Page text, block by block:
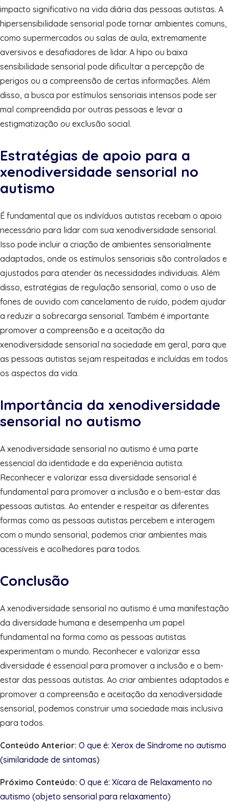
impacto significativo na vida diária das pessoas autistas. A
hipersensibilidade sensorial pode tornar ambientes comuns,
como supermercados ou salas de aula, extremamente
aversivos e desafiadores de lidar. A hipo ou baixa
sensibilidade sensorial pode dificultar a percepção de
perigos ou a compreensão de certas informações. Além
disso, a busca por estímulos sensoriais intensos pode ser
mal compreendida por outras pessoas e levar a
estigmatização ou exclusão social.
Estratégias de apoio para a
xenodiversidade sensorial no
autismo
É fundamental que os indivíduos autistas recebam o apoio
necessário para lidar com sua xenodiversidade sensorial.
Isso pode incluir a criação de ambientes sensorialmente
adaptados, onde os estímulos sensoriais são controlados e
ajustados para atender às necessidades individuais. Além
disso, estratégias de regulação sensorial, como o uso de
fones de ouvido com cancelamento de ruído, podem ajudar
a reduzir a sobrecarga sensorial. Também é importante
promover a compreensão e a aceitação da
xenodiversidade sensorial na sociedade em geral, para que
as pessoas autistas sejam respeitadas e incluídas em todos
os aspectos da vida.
Importância da xenodiversidade
sensorial no autismo
A xenodiversidade sensorial no autismo é uma parte
essencial da identidade e da experiência autista.
Reconhecer e valorizar essa diversidade sensorial é
fundamental para promover a inclusão e o bem-estar das
pessoas autistas. Ao entender e respeitar as diferentes
formas como as pessoas autistas percebem e interagem
com o mundo sensorial, podemos criar ambientes mais
acessíveis e acolhedores para todos.
Conclusão
A xenodiversidade sensorial no autismo é uma manifestação
da diversidade humana e desempenha um papel
fundamental na forma como as pessoas autistas
experimentam o mundo. Reconhecer e valorizar essa
diversidade é essencial para promover a inclusão e o bem-
estar das pessoas autistas. Ao criar ambientes adaptados e
promover a compreensão e aceitação da xenodiversidade
sensorial, podemos construir uma sociedade mais inclusiva
para todos.
Conteúdo Anterior: O que é: Xerox de Síndrome no autismo
(similaridade de sintomas)
Próximo Conteúdo: O que é: Xícara de Relaxamento no
autismo (objeto sensorial para relaxamento)